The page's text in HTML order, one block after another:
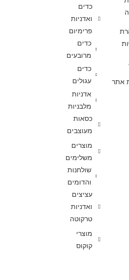
כדים
ואדניות
פרימיום
כדים
מרובעים
כדים
עגולים
אדניות
מלבניות
כסאות
מעוצבים
מוצרים
משלימים
שולחנות
והדומים
עציצים
ואדניות
טרקוטה
מוצרי
קוקוס
אתר